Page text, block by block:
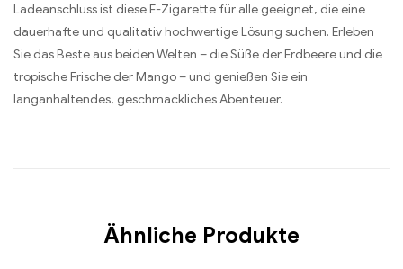
Ladeanschluss ist diese E-Zigarette für alle geeignet, die eine
dauerhafte und qualitativ hochwertige Lösung suchen. Erleben
Sie das Beste aus beiden Welten – die Süße der Erdbeere und die
tropische Frische der Mango – und genießen Sie ein
langanhaltendes, geschmackliches Abenteuer.
Ähnliche Produkte